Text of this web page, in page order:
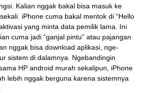
Kalian nggak bakal bisa masuk ke
iPhone cuma bakal mentok di “Hello
yang minta data pemilik lama. Ini
cuma jadi “ganjal pintu” atau pajangan
nggak bisa download aplikasi, nge-
sistem di dalamnya. Ngebandingin
HP android murah sekalipun, iPhone
lebih nggak berguna karena sistemnya